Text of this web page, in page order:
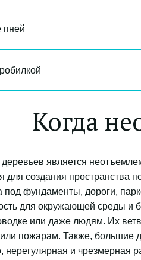
пней
Когда
является
для создания пространства
фундаменты, дороги,
для окружающей среды и
или даже людям. Их
пожарам. Также, большие
нерегулярная и чрезмерная